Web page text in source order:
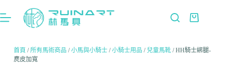
首頁 /所有馬術商品 /小馬與小騎士/小騎士用品 / 兒童馬靴/ HH騎士綁腿-
麂皮加寬